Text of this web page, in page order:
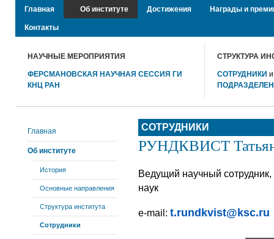
Главная Об институте Достижения Награды и
Контакты
НАУЧНЫЕ МЕРОПРИЯТИЯ
ФЕРСМАНОВСКАЯ НАУЧНАЯ СЕССИЯ ГИ
КНЦ РАН
СТРУКТУРА
СОТРУДНИКИ
СОТРУДНИКИ
РУНДКВИСТ
Ведущий научный сотрудник,
наук
e-mail: t.rundkvist@ksc.ru
Главная
Об институте
История
Основные направления
Структура института
Сотрудники